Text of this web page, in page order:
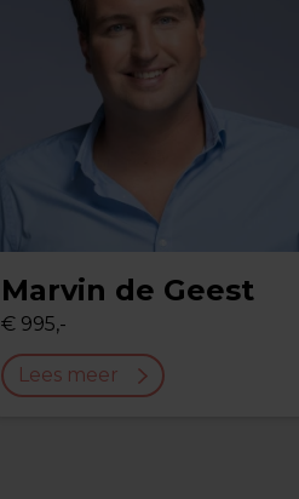
Marvin de Geest
€ 995,-
Lees meer